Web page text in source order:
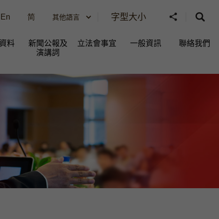
En 简 其他語言 字型大小
料
新聞公報及
演講詞
立法會事宜 一般資訊​ 聯絡我們